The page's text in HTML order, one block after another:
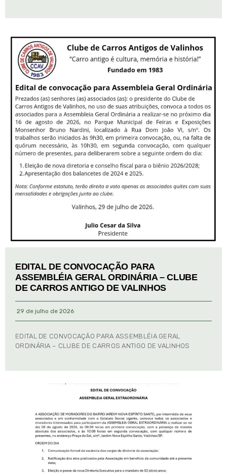
EDITAL DE CONVOCAÇÃO PARA
ASSEMBLÉIA GERAL ORDINÁRIA – CLUBE
DE CARROS ANTIGO DE VALINHOS
29 de julho de 2026
EDITAL DE CONVOCAÇÃO PARA ASSEMBLÉIA GERAL
ORDINÁRIA – CLUBE DE CARROS ANTIGO DE VALINHOS